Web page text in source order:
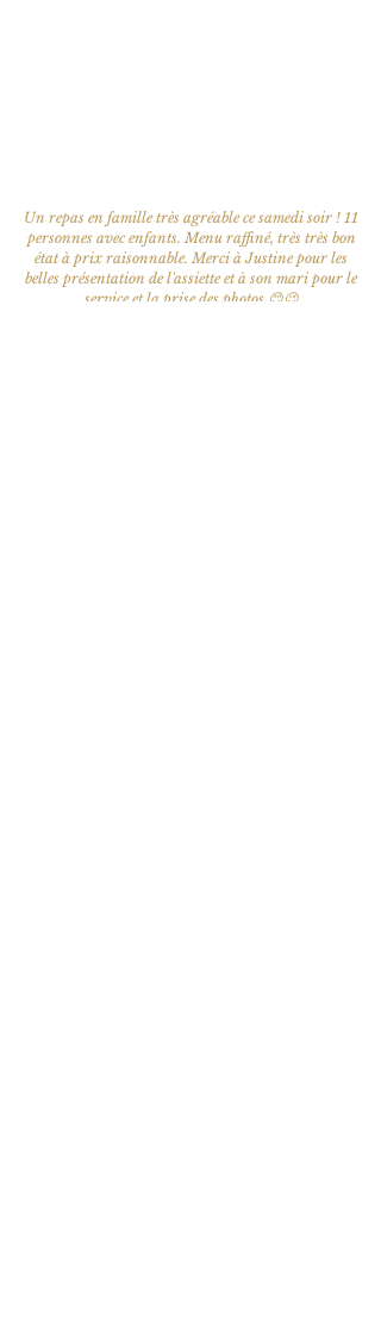
Un repas en famille très agréable ce samedi soir ! 11
personnes avec enfants. Menu raffiné, très très bon
état à prix raisonnable. Merci à Justine pour les
belles présentation de l'assiette et à son mari pour le
service et la prise des photos 😊😉